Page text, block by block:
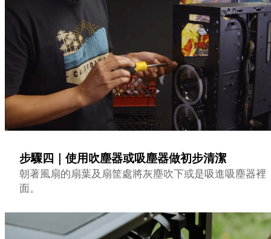
步驟四｜使用吹塵器或吸塵器做初步清潔
朝著風扇的扇葉及扇筐處將灰塵吹下或是吸進吸塵器裡
面。